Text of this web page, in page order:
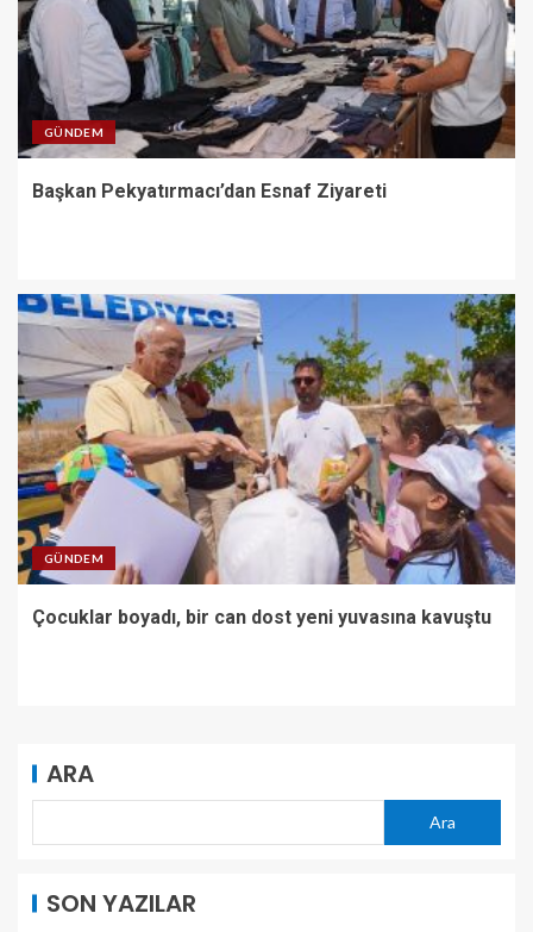
GÜNDEM
Başkan Pekyatırmacı’dan Esnaf Ziyareti
GÜNDEM
Çocuklar boyadı, bir can dost yeni yuvasına kavuştu
ARA
Ara
SON YAZILAR